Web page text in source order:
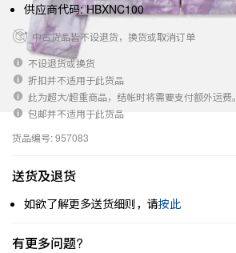
供应商代码: HBXNC100
中古货品皆不设退货，换货或取消订单
不设退货或换货
折扣并不适用于此货品
此为超大/超重商品，结帐时将需要支付额外运费。
包邮并不适用于此货品
货品编号: 957083
送货及退货
如欲了解更多送货细则，请按此
有更多问题?